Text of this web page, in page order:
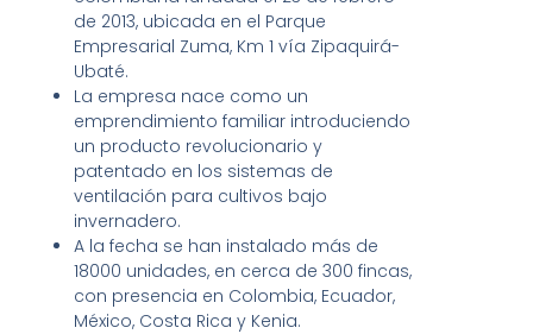
de 2013, ubicada en el Parque
Empresarial Zuma, Km 1 vía Zipaquirá-
Ubaté.
La empresa nace como un
emprendimiento familiar introduciendo
un producto revolucionario y
patentado en los sistemas de
ventilación para cultivos bajo
invernadero.
A la fecha se han instalado más de
18000 unidades, en cerca de 300 fincas,
con presencia en Colombia, Ecuador,
México, Costa Rica y Kenia.